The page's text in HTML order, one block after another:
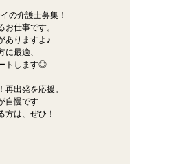
の介護士募集！
仕事です。
ありますよ♪
最適、
トします◎
出発を応援。
自慢です
方は、ぜひ！